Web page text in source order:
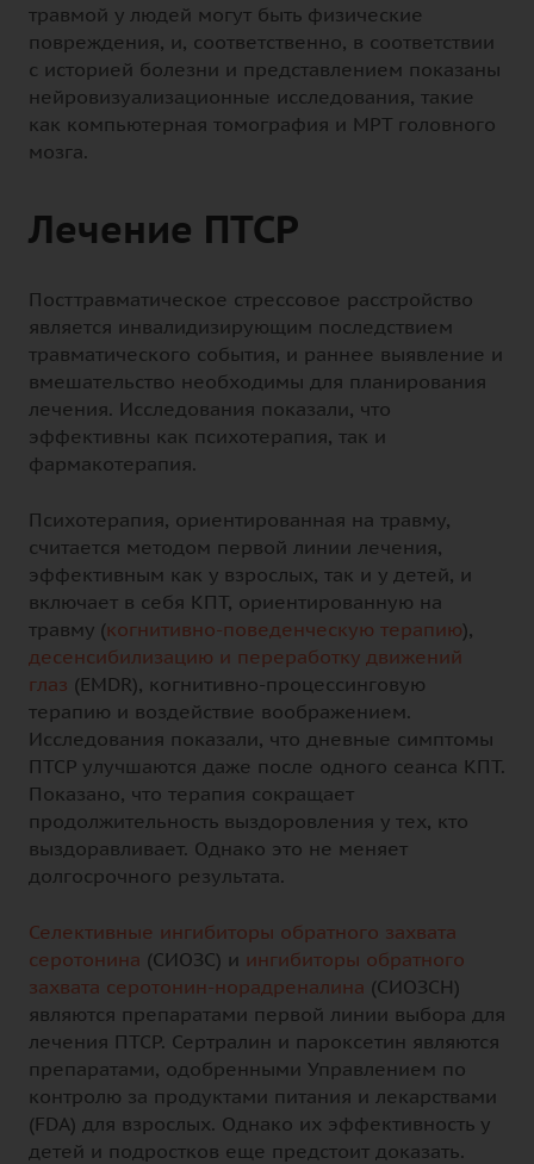
травмой у людей могут быть физические
повреждения, и, соответственно, в соответствии
с историей болезни и представлением показаны
нейровизуализационные исследования, такие
как компьютерная томография и МРТ головного
мозга.
Лечение ПТСР
Посттравматическое стрессовое расстройство
является инвалидизирующим последствием
травматического события, и раннее выявление и
вмешательство необходимы для планирования
лечения. Исследования показали, что
эффективны как психотерапия, так и
фармакотерапия.
Психотерапия, ориентированная на травму,
считается методом первой линии лечения,
эффективным как у взрослых, так и у детей, и
включает в себя КПТ, ориентированную на
травму (когнитивно-поведенческую терапию),
десенсибилизацию и переработку движений
глаз (EMDR), когнитивно-процессинговую
терапию и воздействие воображением.
Исследования показали, что дневные симптомы
ПТСР улучшаются даже после одного сеанса КПТ.
Показано, что терапия сокращает
продолжительность выздоровления у тех, кто
выздоравливает. Однако это не меняет
долгосрочного результата.
Селективные ингибиторы обратного захвата
серотонина (СИОЗС) и ингибиторы обратного
захвата серотонин-норадреналина (СИОЗСН)
являются препаратами первой линии выбора для
лечения ПТСР. Сертралин и пароксетин являются
препаратами, одобренными Управлением по
контролю за продуктами питания и лекарствами
(FDA) для взрослых. Однако их эффективность у
детей и подростков еще предстоит доказать.